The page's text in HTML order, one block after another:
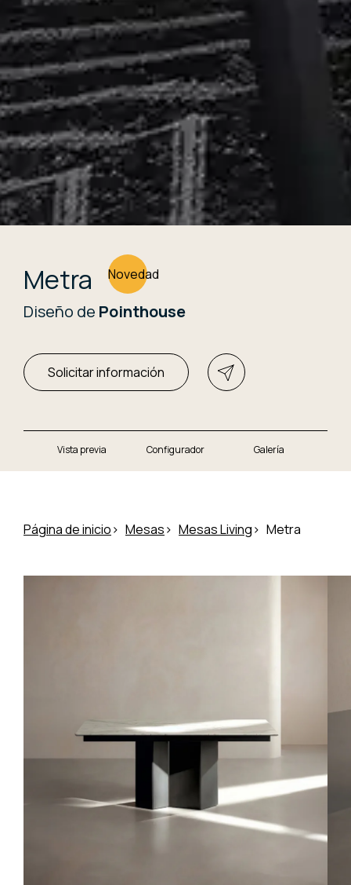
Metra Novedad
Diseño de Pointhouse
Solicitar información
Vista previa Configurador Galería
Página de inicio Mesas Mesas Living Metra